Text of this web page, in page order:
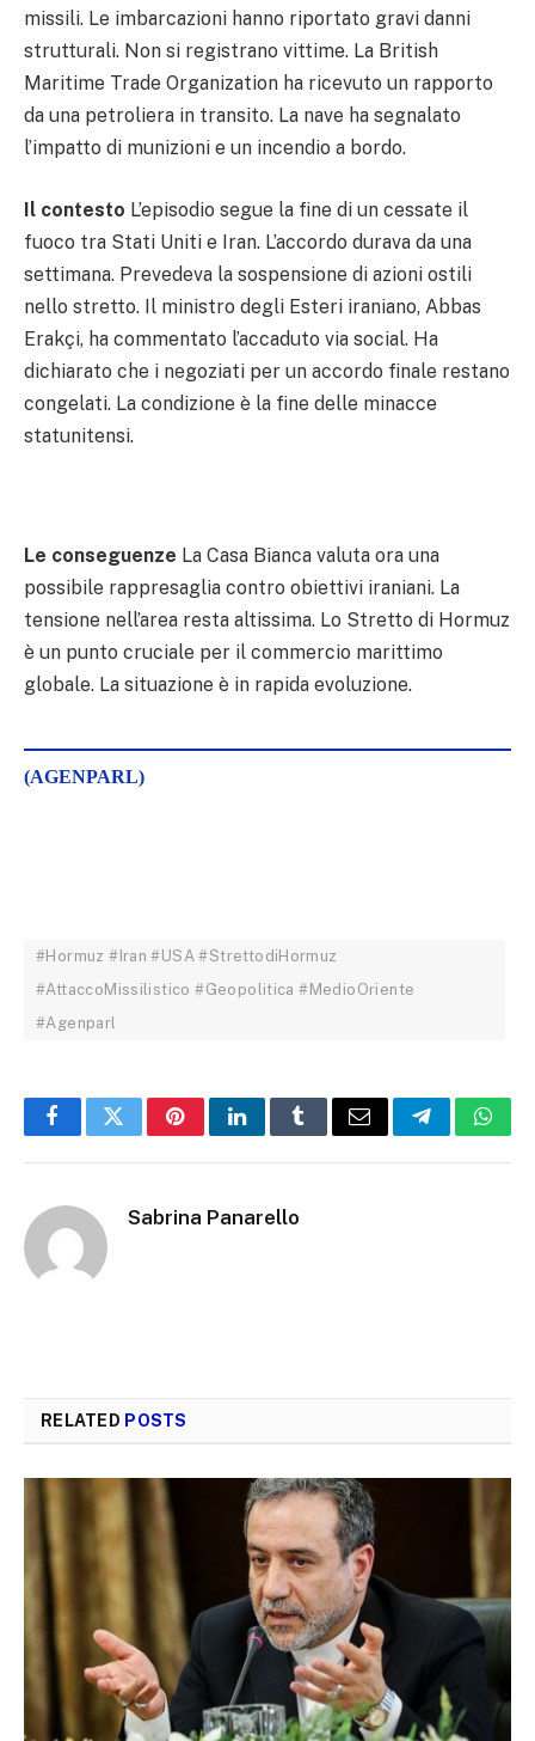
missili. Le imbarcazioni hanno riportato gravi danni
strutturali. Non si registrano vittime. La British
Maritime Trade Organization ha ricevuto un rapporto
da una petroliera in transito. La nave ha segnalato
l’impatto di munizioni e un incendio a bordo.
Il contesto L’episodio segue la fine di un cessate il
fuoco tra Stati Uniti e Iran. L’accordo durava da una
settimana. Prevedeva la sospensione di azioni ostili
nello stretto. Il ministro degli Esteri iraniano, Abbas
Erakçi, ha commentato l’accaduto via social. Ha
dichiarato che i negoziati per un accordo finale restano
congelati. La condizione è la fine delle minacce
statunitensi.
Le conseguenze La Casa Bianca valuta ora una
possibile rappresaglia contro obiettivi iraniani. La
tensione nell’area resta altissima. Lo Stretto di Hormuz
è un punto cruciale per il commercio marittimo
globale. La situazione è in rapida evoluzione.
(AGENPARL)
#Hormuz #Iran #USA #StrettodiHormuz
#AttaccoMissilistico #Geopolitica #MedioOriente
#Agenparl
FacebookTwitterPinterestLinkedInTumblrEmail Telegram
Sabrina Panarello
RELATED POSTS